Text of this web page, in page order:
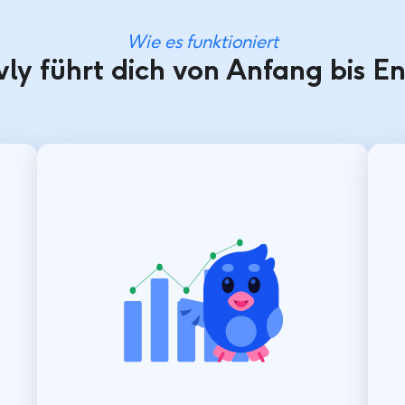
Wie es funktioniert
führt dich von Anfang bis